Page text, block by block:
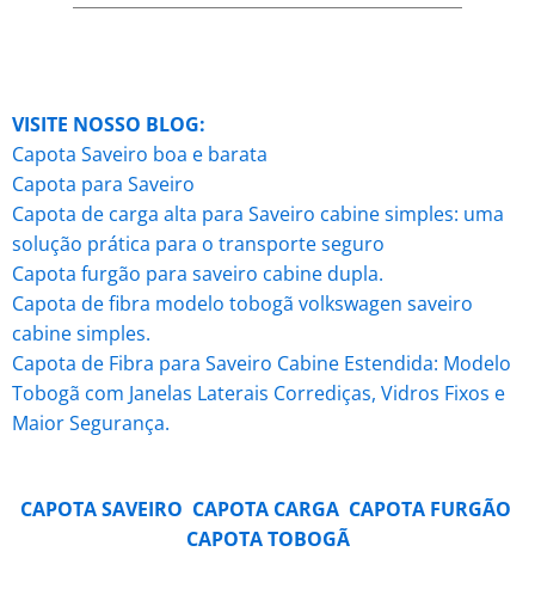
VISITE NOSSO BLOG:
Capota Saveiro boa e barata
Capota para Saveiro
Capota de carga alta para Saveiro cabine simples: uma
solução prática para o transporte seguro
Capota furgão para saveiro cabine dupla.
Capota de fibra modelo tobogã volkswagen saveiro
cabine simples.
Capota de Fibra para Saveiro Cabine Estendida: Modelo
Tobogã com Janelas Laterais Corrediças, Vidros Fixos e
Maior Segurança.
CAPOTA SAVEIRO CAPOTA CARGA CAPOTA FURGÃO
CAPOTA TOBOGÃ